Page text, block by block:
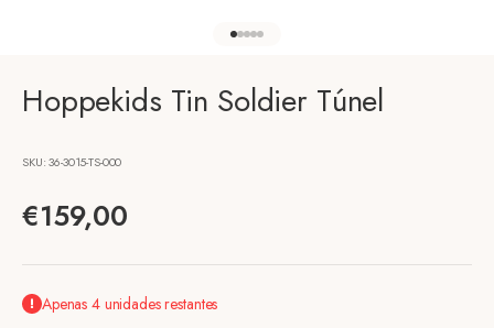
Ir para o elemento 1
Ir para o elemento 2
Ir para o elemento 3
Ir para o elemento 4
Ir para o elemento 5
Hoppekids Tin Soldier Túnel
SKU: 36-3015-TS-000
Preço de venda
€159,00
Apenas 4 unidades restantes